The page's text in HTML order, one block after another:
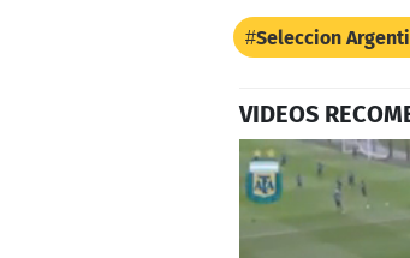
Seleccion
VIDEOS